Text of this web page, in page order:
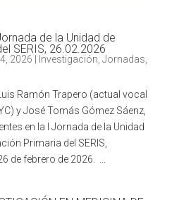
de la Unidad de
SERIS, 26.02.2026
2026 Investigación, Jornadas,
Ramón Trapero (actual vocal
y José Tomás Gómez Sáenz,
en la I Jornada de la Unidad
Primaria del SERIS,
de febrero de 2026. ...